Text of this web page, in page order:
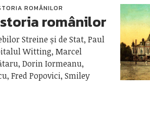
ROMÂNILOR
românilor
Streine și de Stat, Paul
Witting, Marcel
Dorin Iormeanu,
Fred Popovici, Smiley